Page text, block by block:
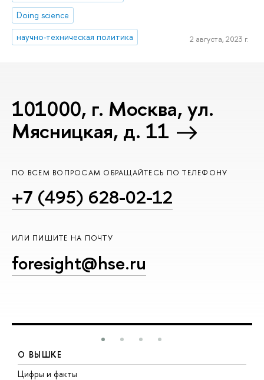
Doing science
научно-техническая политика
2 августа, 2023 г.
101000, г. Москва, ул.
Мясницкая, д. 11
ПО ВСЕМ ВОПРОСАМ ОБРАЩАЙТЕСЬ ПО ТЕЛЕФОНУ
+7 (495) 628-02-12
ИЛИ ПИШИТЕ НА ПОЧТУ
foresight@hse.ru
О ВЫШКЕ
Цифры и факты